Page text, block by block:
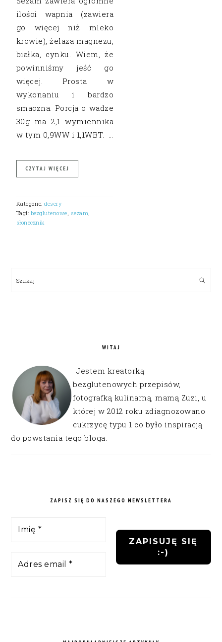
ilości wapnia (zawiera
go więcej niż mleko
krowie), żelaza magnezu,
białka, cynku. Wiem, że
powinniśmy jeść go
więcej. Prosta w
wykonaniu i bardzo
smaczna. Porcja o wadze
30g ma 2,1 wymiennika
w tym 0,9WW i 1,1WBT. …
CZYTAJ WIĘCEJ
Kategorie:desery
Tagi: bezglutenowe, sezam,
słonecznik
Szukaj
WITAJ
Jestem kreatorką
bezglutenowych przepisów,
fotografką kulinarną, mamą Zuzi, u
której w 2012 roku zdiagnozowano
cukrzycę typu 1 co było inspiracją
do powstania tego bloga.
ZAPISZ SIĘ DO NASZEGO NEWSLETTERA